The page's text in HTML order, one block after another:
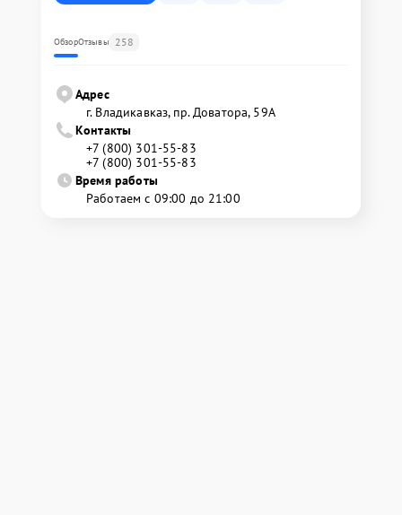
ОбзорОтзывы 258
Адрес
г. Владикавказ, пр. Доватора, 59А
Контакты
+7 (800) 301-55-83
+7 (800) 301-55-83
Время работы
Работаем с 09:00 до 21:00